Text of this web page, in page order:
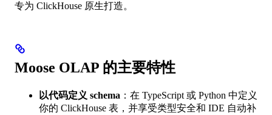
专为 ClickHouse 原生打造。
Moose OLAP 的主要特性
以代码定义 schema ：在 TypeScript 或 Python 中定义
你的 ClickHouse 表，并享受类型安全和 IDE 自动补